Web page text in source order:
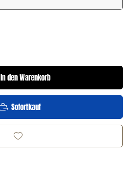
In den Warenkorb
Sofortkauf